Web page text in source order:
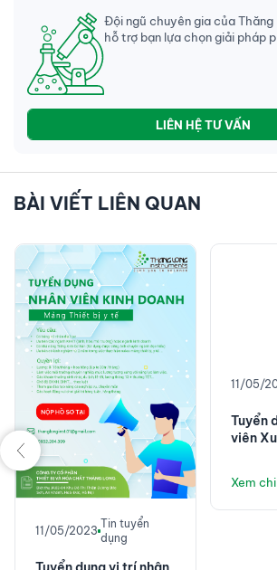
Đội ngũ chuyên gia của Thăng
hỗ trợ bạn lựa chọn giải pháp
LIÊN HỆ TƯ VẤN
BÀI VIẾT LIÊN QUAN
11/05/2023
Tin tuyển
dụng
11/05/
Tuyển
viên
Xem